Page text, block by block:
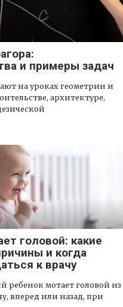
и примеры задач
на уроках геометрии и
архитектуре,
головой: какие
и когда
к врачу
ребенок мотает головой из
вперед или назад, при